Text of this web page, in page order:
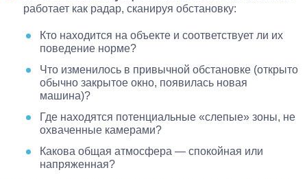
работает как радар, сканируя обстановку:
Кто находится на объекте и соответствует ли их
поведение норме?
Что изменилось в привычной обстановке (открыто
обычно закрытое окно, появилась новая
машина)?
Где находятся потенциальные «слепые» зоны, не
охваченные камерами?
Какова общая атмосфера — спокойная или
напряженная?